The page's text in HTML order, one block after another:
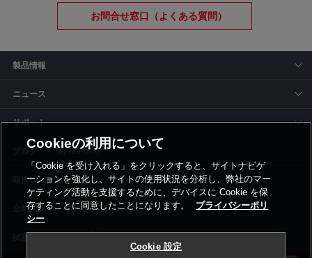
お問合せ窓口（よくある質問）
製品情報
ニュース
サポート
siyaku-blog
取扱いメーカー
事業所一覧
Cookieの利用について
「Cookie を受け入れる」をクリックすると、サイトナビゲ
ーションを強化し、サイトの使用状況を分析し、弊社のマー
ケティング活動を支援するために、デバイスに Cookie を保
存することに同意したことになります。
プライバシーポリ
シー
Cookie 設定